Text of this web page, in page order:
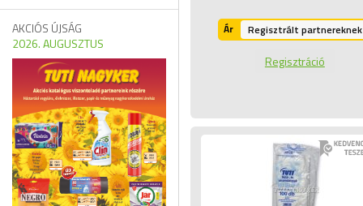
AKCIÓS ÚJSÁG
2026. AUGUSZTUS
Ár Regisztrált partnereknek
Regisztráció